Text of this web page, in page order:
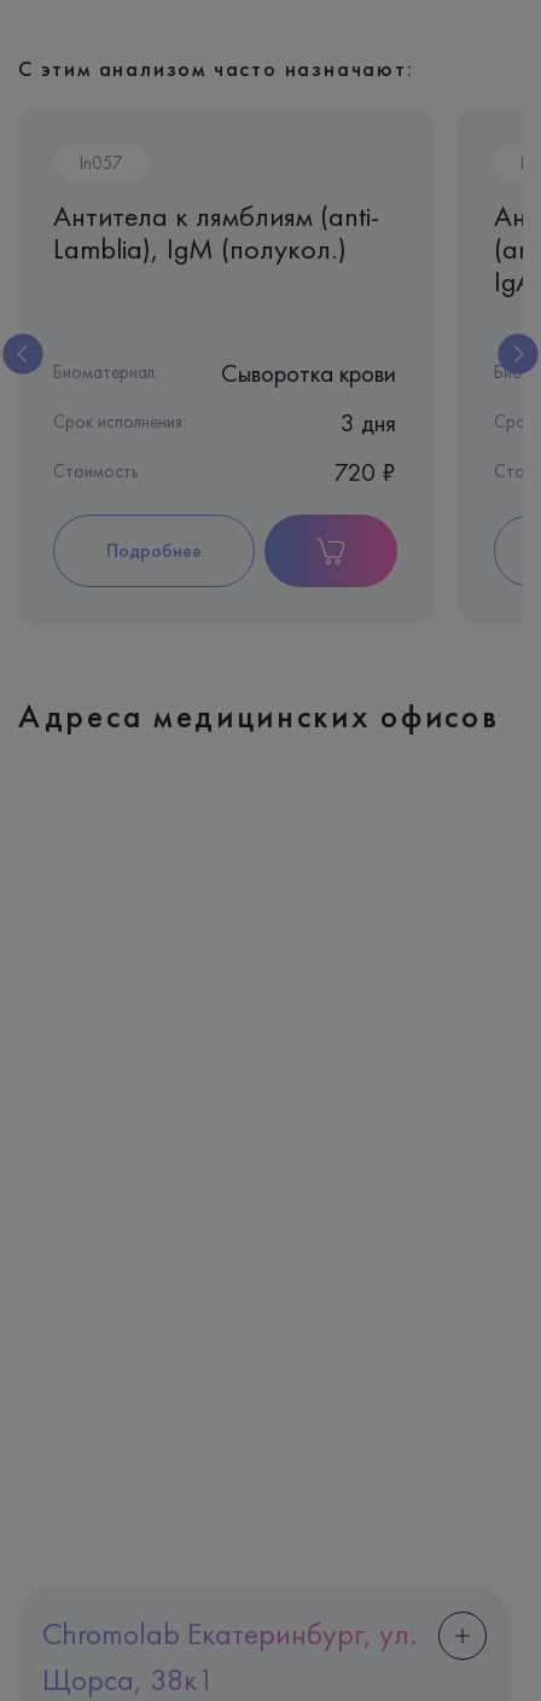
С этим анализом часто назначают:
In057
Антитела к лямблиям (anti-
Lamblia), IgМ (полукол.)
Биоматериал: Сыворотка крови
Срок исполнения: 3 дня
Стоимость 720 ₽
Подробнее
Срок
Chromolab Екатеринбург, ул.
Щорса, 38к1
Адреса медицинских офисов